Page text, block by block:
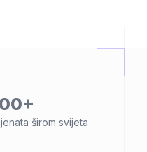
širom svijeta